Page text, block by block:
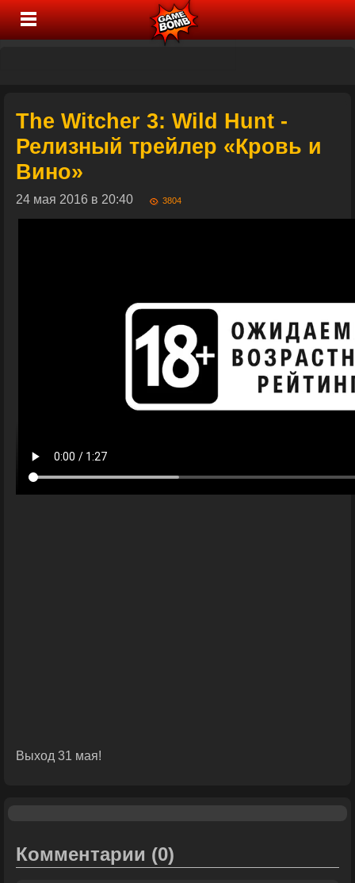
The Witcher 3: Wild Hunt -
Релизный трейлер «Кровь и
Вино»
24 мая 2016 в 20:40 3804
Выход 31 мая!
Комментарии (0)